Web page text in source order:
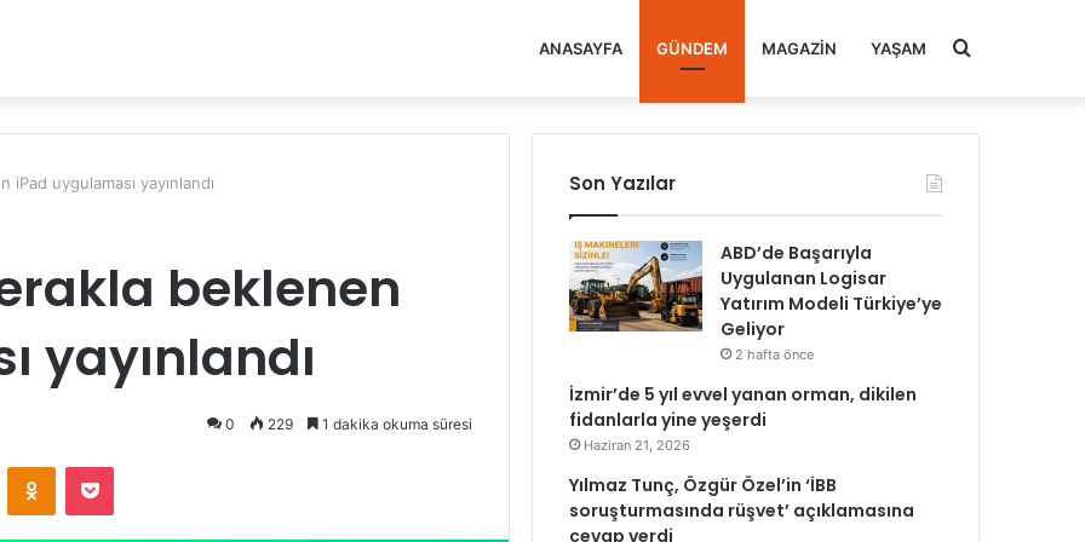
ANASAYFA GÜNDEM MAGAZIN YAŞAM Arama
iPad uygulaması yayınlandı
beklenen
yayınlandı
0 229 1 dakika okuma süresi
Odnoklassniki
Pocket
Son Yazılar
ABD’de Başarıyla
Uygulanan Logisar
Yatırım Modeli Türkiye’ye
Geliyor
2 hafta önce
İzmir’de 5 yıl evvel yanan orman, dikilen
fidanlarla yine yeşerdi
Haziran 21, 2026
Yılmaz Tunç, Özgür Özel’in ‘İBB
soruşturmasında rüşvet’ açıklamasına
cevap verdi